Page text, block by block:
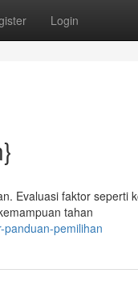
Login
Evaluasi faktor seperti
tahan
pemilihan